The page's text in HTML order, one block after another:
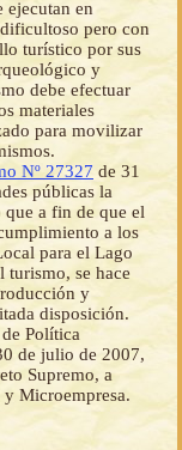
ejecutan en
pero con
turístico por sus
y
debe efectuar
materiales
para movilizar
Nº 27327 de 31
públicas la
a fin de que el
a los
para el Lago
turismo, se hace
y
disposición.
Política
de julio de 2007,
Supremo, a
Microempresa.